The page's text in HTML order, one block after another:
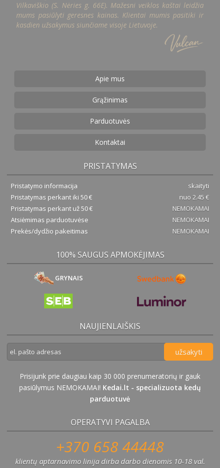
Vilkaviškio (S. Nėries g. 66E). Mažesni veiklos kaštai leidžia
mums pasiūlyti geresnes kainas. Klientai mumis pasitiki ir
kasdien užsakymus siunčiame visoje Lietuvoje.
Apie mus
Grąžinimas
Parduotuvės
Kontaktai
PRISTATYMAS
Pristatymo informacija
skaityti
Pristatymas perkant iki 50 €
nuo 2.45 €
Pristatymas perkant už 50 €
NEMOKAMAI
Atsiėmimas parduotuvėse
NEMOKAMAI
Prekės/dydžio pakeitimas
NEMOKAMAI
100% SAUGUS APMOKĖJIMAS
GRYNAIS
NAUJIENLAIŠKIS
užsakyti
Prisijunk prie daugiau kaip 30 000 prenumeratorių ir gauk
pasiūlymus NEMOKAMAI! Kedai.lt - specializuota kedų
parduotuvė
OPERATYVI PAGALBA
+370 658 44448
klientų aptarnavimo linija dirba darbo dienomis 10-18 val.